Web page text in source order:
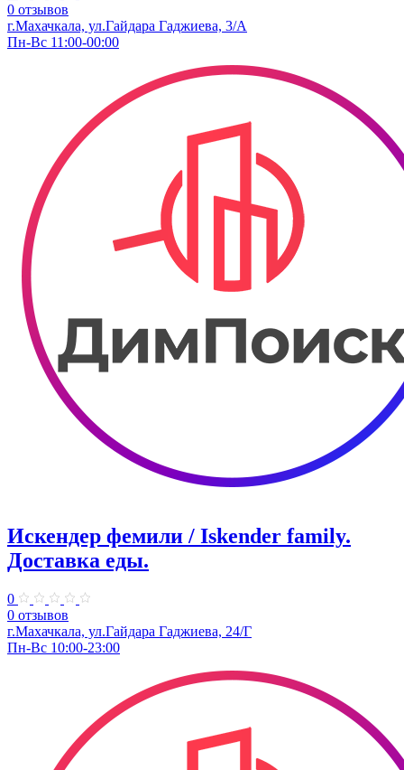
0 отзывов
г.Махачкала, ул.Гайдара Гаджиева, 3/А
Пн-Вс 11:00-00:00
Искендер фемили / Iskender family.
Доставка еды.
0
0 отзывов
г.Махачкала, ул.​Гайдара Гаджиева, 24/Г
Пн-Вс 10:00-23:00